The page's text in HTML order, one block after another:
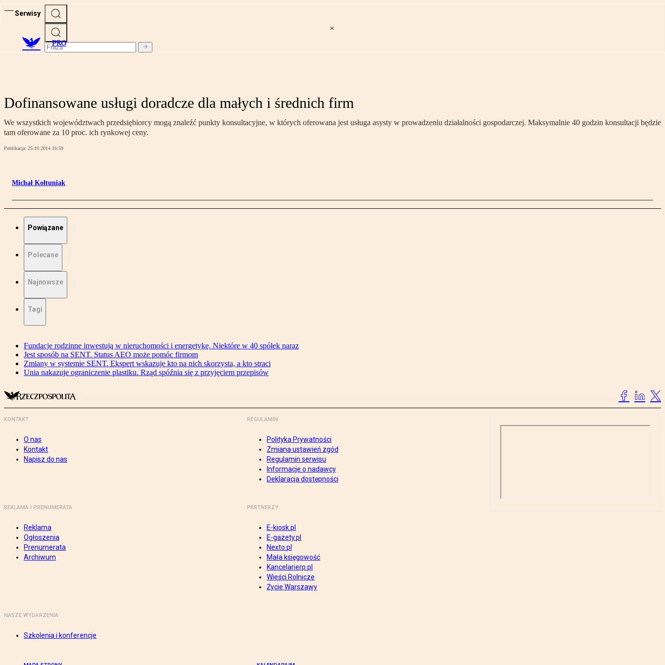
Serwisy
PRO
Dofinansowane usługi doradcze dla małych i średnich firm
We wszystkich województwach przedsiębiorcy mogą znaleźć punkty konsultacyjne, w których oferowana jest usługa asysty w prowadzeniu działalności gospodarczej. Maksymalnie 40 godzin konsultacji będzie
tam oferowane za 10 proc. ich rynkowej ceny.
Publikacja: 25.10.2014 16:59
Michał Kołtuniak
Powiązane
Polecane
Najnowsze
Tagi
Fundacje rodzinne inwestują w nieruchomości i energetykę. Niektóre w 40 spółek naraz
Jest sposób na SENT. Status AEO może pomóc firmom
Zmiany w systemie SENT. Ekspert wskazuje kto na nich skorzysta, a kto straci
Unia nakazuje ograniczenie plastiku. Rząd spóźnia się z przyjęciem przepisów
KONTAKT
O nas
Kontakt
Napisz do nas
REGULAMIN
Polityka Prywatności
Zmiana ustawień zgód
Regulamin serwisu
Informacje o nadawcy
Deklaracja dostępności
REKLAMA I PRENUMERATA
Reklama
Ogłoszenia
Prenumerata
Archiwum
PARTNERZY
E-kiosk.pl
E-gazety.pl
Nexto.pl
Mała księgowość
Kancelarierp.pl
Wieści Rolnicze
Życie Warszawy
NASZE WYDARZENIA
Szkolenia i konferencje